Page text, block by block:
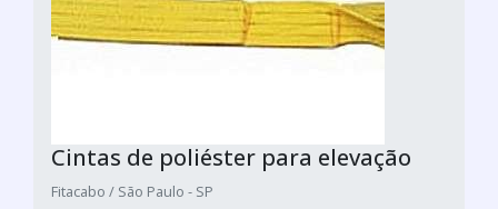
Cintas de poliéster para elevação
Fitacabo / São Paulo - SP